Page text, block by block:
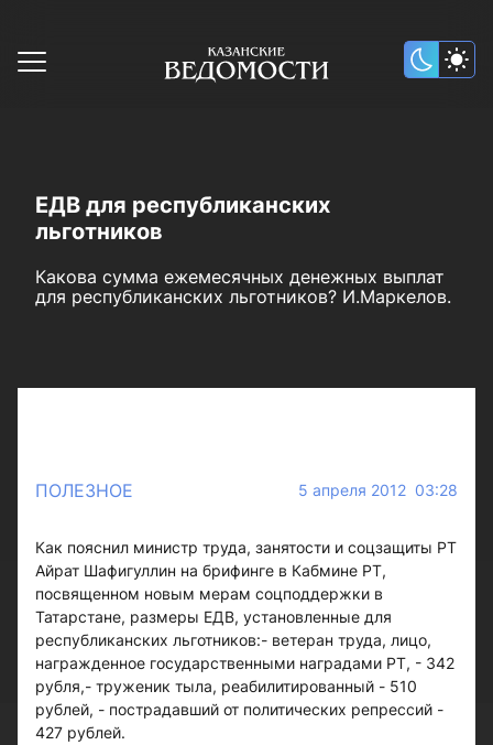
ЕДВ для республиканских
льготников
Какова сумма ежемесячных денежных выплат
для республиканских льготников? И.Маркелов.
ПОЛЕЗНОЕ 5 апреля 2012 03:28
Как пояснил министр труда, занятости и соцзащиты РТ
Айрат Шафигуллин на брифинге в Кабмине РТ,
посвященном новым мерам соцподдержки в
Татарстане, размеры ЕДВ, установленные для
республиканских льготников:- ветеран труда, лицо,
награжденное государственными наградами РТ, - 342
рубля,- труженик тыла, реабилитированный - 510
рублей, - пострадавший от политических репрессий -
427 рублей.